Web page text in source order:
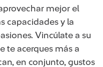
mejor el
capacidades y la
Vincúlate a su
te acerques más a
en conjunto, gustos